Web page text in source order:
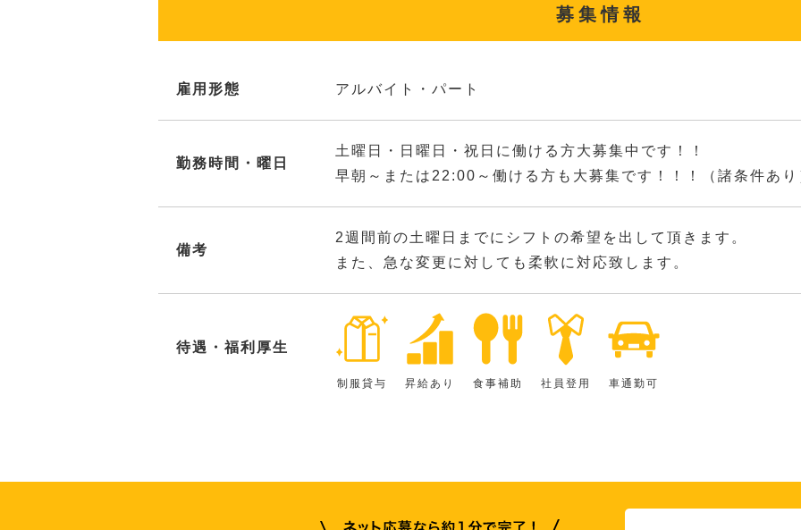
募集情報
雇用形態 アルバイト・パート
勤務時間・曜日
土曜日・日曜日・祝日に働ける方大募集中です！！
早朝～または22:00～働ける方も大募集です！！！（諸条件あり
備考
2週間前の土曜日までにシフトの希望を出して頂きます。
また、急な変更に対しても柔軟に対応致します。
待遇・福利厚生
制服貸与 昇給あり 食事補助 社員登用 車通勤可